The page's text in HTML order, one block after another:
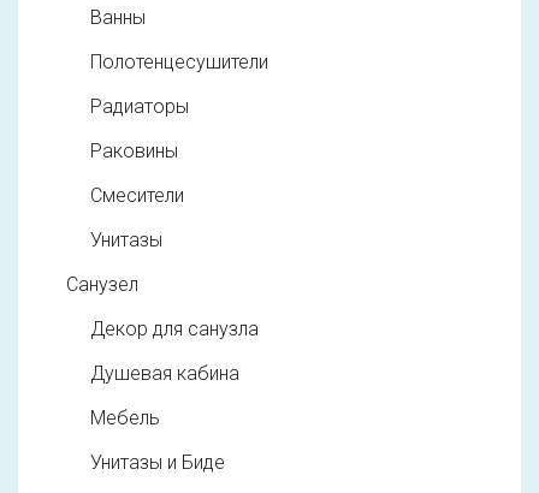
Ванны
Полотенцесушители
Радиаторы
Раковины
Смесители
Унитазы
Санузел
Декор для санузла
Душевая кабина
Мебель
Унитазы и Биде